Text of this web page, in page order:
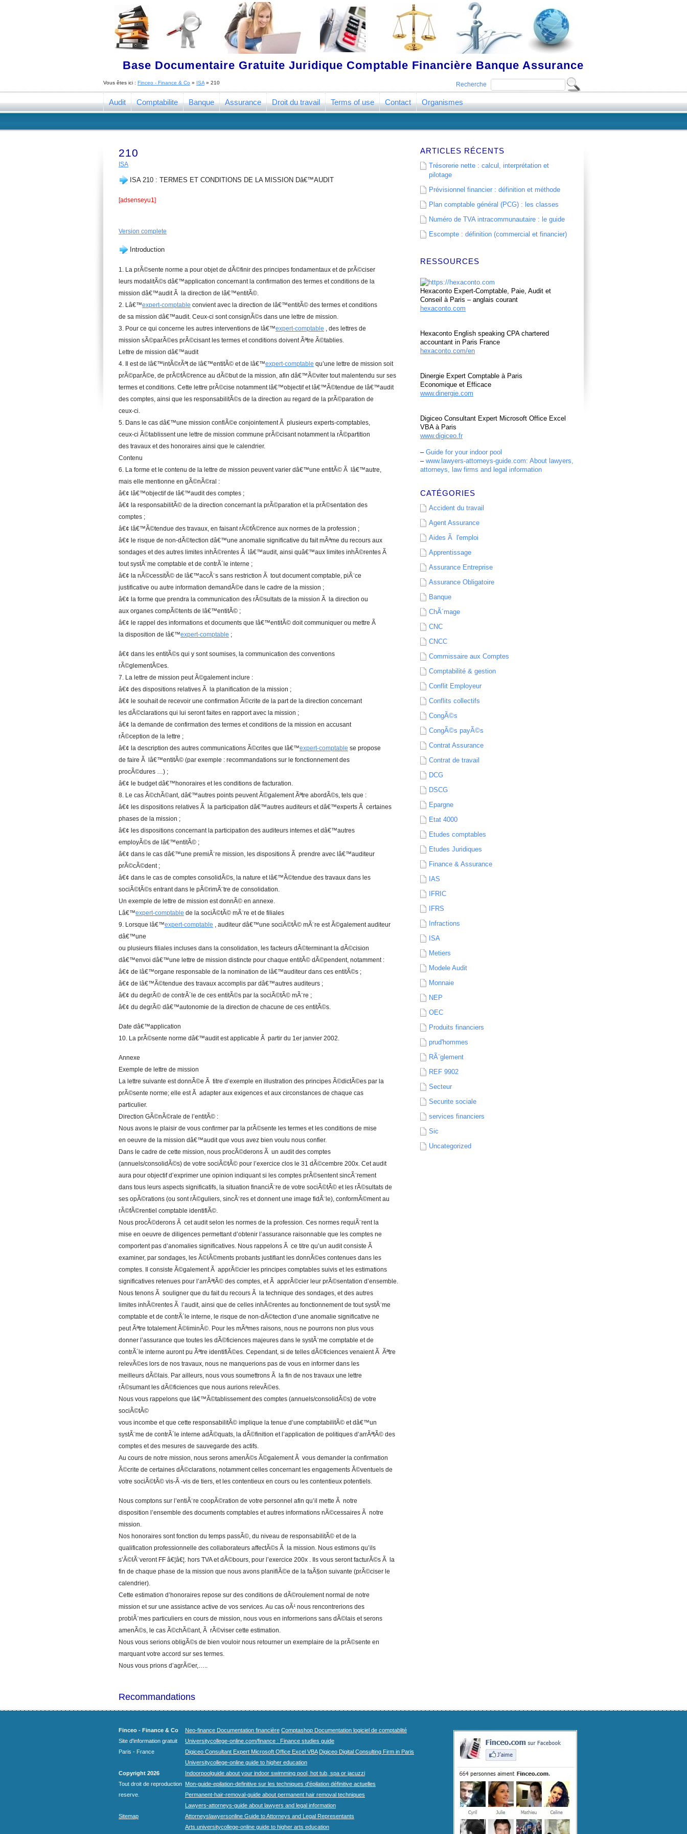
Base Documentaire Gratuite Juridique Comptable Financière Banque Assurance
Recherche
Vous êtes ici : Finceo - Finance & Co » ISA » 210
Audit Comptabilite Banque Assurance Droit du travail Terms of use Contact Organismes
210
ISA
ISA 210 : TERMES ET CONDITIONS DE LA MISSION Dâ€™AUDIT
[adsenseyu1]
Version complete
Introduction
1. La prÃ©sente norme a pour objet de dÃ©finir des principes fondamentaux et de prÃ©ciser
leurs modalitÃ©s dâ€™application concernant la confirmation des termes et conditions de la
mission dâ€™audit Ã la direction de lâ€™entitÃ©.
2. Lâ€™expert-comptable convient avec la direction de lâ€™entitÃ© des termes et conditions
de sa mission dâ€™audit. Ceux-ci sont consignÃ©s dans une lettre de mission.
3. Pour ce qui concerne les autres interventions de lâ€™expert-comptable , des lettres de
mission sÃ©parÃ©es prÃ©cisant les termes et conditions doivent Ãªtre Ã©tablies.
Lettre de mission dâ€™audit
4. Il est de lâ€™intÃ©rÃªt de lâ€™entitÃ© et de lâ€™expert-comptable qu’une lettre de mission soit
prÃ©parÃ©e, de prÃ©fÃ©rence au dÃ©but de la mission, afin dâ€™Ã©viter tout malentendu sur ses
termes et conditions. Cette lettre prÃ©cise notamment lâ€™objectif et lâ€™Ã©tendue de lâ€™audit
des comptes, ainsi que les responsabilitÃ©s de la direction au regard de la prÃ©paration de
ceux-ci.
5. Dans le cas dâ€™une mission confiÃ©e conjointement Ã plusieurs experts-comptables,
ceux-ci Ã©tablissent une lettre de mission commune prÃ©cisant notamment la rÃ©partition
des travaux et des honoraires ainsi que le calendrier.
Contenu
6. La forme et le contenu de la lettre de mission peuvent varier dâ€™une entitÃ© Ã lâ€™autre,
mais elle mentionne en gÃ©nÃ©ral :
â€¢ lâ€™objectif de lâ€™audit des comptes ;
â€¢ la responsabilitÃ© de la direction concernant la prÃ©paration et la prÃ©sentation des
comptes ;
â€¢ lâ€™Ã©tendue des travaux, en faisant rÃ©fÃ©rence aux normes de la profession ;
â€¢ le risque de non-dÃ©tection dâ€™une anomalie significative du fait mÃªme du recours aux
sondages et des autres limites inhÃ©rentes Ã lâ€™audit, ainsi quâ€™aux limites inhÃ©rentes Ã
tout systÃ¨me comptable et de contrÃ´le interne ;
â€¢ la nÃ©cessitÃ© de lâ€™accÃ¨s sans restriction Ã tout document comptable, piÃ¨ce
justificative ou autre information demandÃ©e dans le cadre de la mission ;
â€¢ la forme que prendra la communication des rÃ©sultats de la mission Ã la direction ou
aux organes compÃ©tents de lâ€™entitÃ© ;
â€¢ le rappel des informations et documents que lâ€™entitÃ© doit communiquer ou mettre Ã
la disposition de lâ€™expert-comptable ;
â€¢ dans les entitÃ©s qui y sont soumises, la communication des conventions
rÃ©glementÃ©es.
7. La lettre de mission peut Ã©galement inclure :
â€¢ des dispositions relatives Ã la planification de la mission ;
â€¢ le souhait de recevoir une confirmation Ã©crite de la part de la direction concernant
les dÃ©clarations qui lui seront faites en rapport avec la mission ;
â€¢ la demande de confirmation des termes et conditions de la mission en accusant
rÃ©ception de la lettre ;
â€¢ la description des autres communications Ã©crites que lâ€™expert-comptable se propose
de faire Ã lâ€™entitÃ© (par exemple : recommandations sur le fonctionnement des
procÃ©dures …) ;
â€¢ le budget dâ€™honoraires et les conditions de facturation.
8. Le cas Ã©chÃ©ant, dâ€™autres points peuvent Ã©galement Ãªtre abordÃ©s, tels que :
â€¢ les dispositions relatives Ã la participation dâ€™autres auditeurs et dâ€™experts Ã certaines
phases de la mission ;
â€¢ les dispositions concernant la participation des auditeurs internes et dâ€™autres
employÃ©s de lâ€™entitÃ© ;
â€¢ dans le cas dâ€™une premiÃ¨re mission, les dispositions Ã prendre avec lâ€™auditeur
prÃ©cÃ©dent ;
â€¢ dans le cas de comptes consolidÃ©s, la nature et lâ€™Ã©tendue des travaux dans les
sociÃ©tÃ©s entrant dans le pÃ©rimÃ¨tre de consolidation.
Un exemple de lettre de mission est donnÃ© en annexe.
Lâ€™expert-comptable de la sociÃ©tÃ© mÃ¨re et de filiales
9. Lorsque lâ€™expert-comptable , auditeur dâ€™une sociÃ©tÃ© mÃ¨re est Ã©galement auditeur
dâ€™une
ou plusieurs filiales incluses dans la consolidation, les facteurs dÃ©terminant la dÃ©cision
dâ€™envoi dâ€™une lettre de mission distincte pour chaque entitÃ© dÃ©pendent, notamment :
â€¢ de lâ€™organe responsable de la nomination de lâ€™auditeur dans ces entitÃ©s ;
â€¢ de lâ€™Ã©tendue des travaux accomplis par dâ€™autres auditeurs ;
â€¢ du degrÃ© de contrÃ´le de ces entitÃ©s par la sociÃ©tÃ© mÃ¨re ;
â€¢ du degrÃ© dâ€™autonomie de la direction de chacune de ces entitÃ©s.
Date dâ€™application
10. La prÃ©sente norme dâ€™audit est applicable Ã partir du 1er janvier 2002.
Annexe
Exemple de lettre de mission
La lettre suivante est donnÃ©e Ã titre d’exemple en illustration des principes Ã©dictÃ©es par la
prÃ©sente norme; elle est Ã adapter aux exigences et aux circonstances de chaque cas
particulier.
Direction GÃ©nÃ©rale de l’entitÃ© :
Nous avons le plaisir de vous confirmer par la prÃ©sente les termes et les conditions de mise
en oeuvre de la mission dâ€™audit que vous avez bien voulu nous confier.
Dans le cadre de cette mission, nous procÃ©derons Ã un audit des comptes
(annuels/consolidÃ©s) de votre sociÃ©tÃ© pour l’exercice clos le 31 dÃ©cembre 200x. Cet audit
aura pour objectif d’exprimer une opinion indiquant si les comptes prÃ©sentent sincÃ¨rement
dans tous leurs aspects significatifs, la situation financiÃ¨re de votre sociÃ©tÃ© et les rÃ©sultats de
ses opÃ©rations (ou sont rÃ©guliers, sincÃ¨res et donnent une image fidÃ¨le), conformÃ©ment au
rÃ©fÃ©rentiel comptable identifiÃ©.
Nous procÃ©derons Ã cet audit selon les normes de la profession. Ces normes requiÃ¨rent la
mise en oeuvre de diligences permettant d’obtenir l’assurance raisonnable que les comptes ne
comportent pas d’anomalies significatives. Nous rappelons Ã ce titre qu’un audit consiste Ã
examiner, par sondages, les Ã©lÃ©ments probants justifiant les donnÃ©es contenues dans les
comptes. Il consiste Ã©galement Ã apprÃ©cier les principes comptables suivis et les estimations
significatives retenues pour l’arrÃªtÃ© des comptes, et Ã apprÃ©cier leur prÃ©sentation d’ensemble.
Nous tenons Ã souligner que du fait du recours Ã la technique des sondages, et des autres
limites inhÃ©rentes Ã l’audit, ainsi que de celles inhÃ©rentes au fonctionnement de tout systÃ¨me
comptable et de contrÃ´le interne, le risque de non-dÃ©tection d’une anomalie significative ne
peut Ãªtre totalement Ã©liminÃ©. Pour les mÃªmes raisons, nous ne pourrons non plus vous
donner l’assurance que toutes les dÃ©ficiences majeures dans le systÃ¨me comptable et de
contrÃ´le interne auront pu Ãªtre identifiÃ©es. Cependant, si de telles dÃ©ficiences venaient Ã Ãªtre
relevÃ©es lors de nos travaux, nous ne manquerions pas de vous en informer dans les
meilleurs dÃ©lais. Par ailleurs, nous vous soumettrons Ã la fin de nos travaux une lettre
rÃ©sumant les dÃ©ficiences que nous aurions relevÃ©es.
Nous vous rappelons que lâ€™Ã©tablissement des comptes (annuels/consolidÃ©s) de votre
sociÃ©tÃ©
vous incombe et que cette responsabilitÃ© implique la tenue d’une comptabilitÃ© et dâ€™un
systÃ¨me de contrÃ´le interne adÃ©quats, la dÃ©finition et l’application de politiques d’arrÃªtÃ© des
comptes et des mesures de sauvegarde des actifs.
Au cours de notre mission, nous serons amenÃ©s Ã©galement Ã vous demander la confirmation
Ã©crite de certaines dÃ©clarations, notamment celles concernant les engagements Ã©ventuels de
votre sociÃ©tÃ© vis-Ã -vis de tiers, et les contentieux en cours ou les contentieux potentiels.
Nous comptons sur l’entiÃ¨re coopÃ©ration de votre personnel afin qu’il mette Ã notre
disposition l’ensemble des documents comptables et autres informations nÃ©cessaires Ã notre
mission.
Nos honoraires sont fonction du temps passÃ©, du niveau de responsabilitÃ© et de la
qualification professionnelle des collaborateurs affectÃ©s Ã la mission. Nous estimons qu’ils
s’Ã©lÃ¨veront FF â€¦â€¦. hors TVA et dÃ©bours, pour l’exercice 200x . Ils vous seront facturÃ©s Ã la
fin de chaque phase de la mission que nous avons planifiÃ©e de la faÃ§on suivante (prÃ©ciser le
calendrier).
Cette estimation d’honoraires repose sur des conditions de dÃ©roulement normal de notre
mission et sur une assistance active de vos services. Au cas oÃ¹ nous rencontrerions des
problÃ¨mes particuliers en cours de mission, nous vous en informerions sans dÃ©lais et serons
amenÃ©s, le cas Ã©chÃ©ant, Ã rÃ©viser cette estimation.
Nous vous serions obligÃ©s de bien vouloir nous retourner un exemplaire de la prÃ©sente en
marquant votre accord sur ses termes.
Nous vous prions d’agrÃ©er,…..
ARTICLES RÉCENTS
Trésorerie nette : calcul, interprétation et
pilotage
Prévisionnel financier : définition et méthode
Plan comptable général (PCG) : les classes
Numéro de TVA intracommunautaire : le guide
Escompte : définition (commercial et financier)
RESSOURCES
Hexaconto Expert-Comptable, Paie, Audit et
Conseil à Paris – anglais courant
hexaconto.com
Hexaconto English speaking CPA chartered
accountant in Paris France
hexaconto.com/en
Dinergie Expert Comptable à Paris
Economique et Efficace
www.dinergie.com
Digiceo Consultant Expert Microsoft Office Excel
VBA à Paris
www.digiceo.fr
– Guide for your indoor pool
– www.lawyers-attorneys-guide.com: About lawyers,
attorneys, law firms and legal information
CATÉGORIES
Accident du travail
Agent Assurance
Aides Ã l'emploi
Apprentissage
Assurance Entreprise
Assurance Obligatoire
Banque
ChÃ´mage
CNC
CNCC
Commissaire aux Comptes
Comptabilité & gestion
Conflit Employeur
Conflits collectifs
CongÃ©s
CongÃ©s payÃ©s
Contrat Assurance
Contrat de travail
DCG
DSCG
Epargne
Etat 4000
Etudes comptables
Etudes Juridiques
Finance & Assurance
IAS
IFRIC
IFRS
Infractions
ISA
Metiers
Modele Audit
Monnaie
NEP
OEC
Produits financiers
prud'hommes
RÃ¨glement
REF 9902
Secteur
Securite sociale
services financiers
Sic
Uncategorized
Recommandations
Finceo - Finance & Co
Site d'information gratuit
Paris - France
Copyright 2026
Tout droit de reproduction
reserve.
Sitemap
Neo-finance Documentation financière Comptashop Documentation logiciel de comptablité
Universitycollege-online.com/finance : Finance studies guide
Digiceo Consultant Expert Microsoft Office Excel VBA Digiceo Digital Consulting Firm in Paris
Universitycollege-online guide to higher education
Indoorpoolguide about your indoor swimming pool, hot tub, spa or jacuzzi
Mon-guide-epilation-definitive sur les techniques d'épilation définitive actuelles
Permanent-hair-removal-guide about permanent hair removal techniques
Lawyers-attorneys-guide about lawyers and legal information
Attorneyslawyersonline Guide to Attorneys and Legal Representants
Arts.universitycollege-online guide to higher arts education